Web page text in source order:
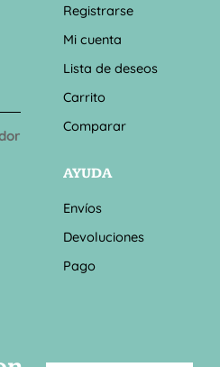
Registrarse
Mi cuenta
Lista de deseos
Carrito
Comparar
AYUDA
Envíos
Devoluciones
Pago